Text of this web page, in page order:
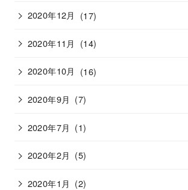
2020年12月 (17)
2020年11月 (14)
2020年10月 (16)
2020年9月 (7)
2020年7月 (1)
2020年2月 (5)
2020年1月 (2)